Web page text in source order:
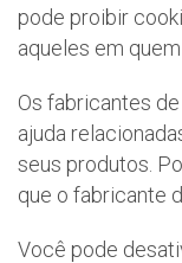
pode proibir
aqueles em
Os fabricantes
ajuda
seus produtos.
que o fabricante
Você pode